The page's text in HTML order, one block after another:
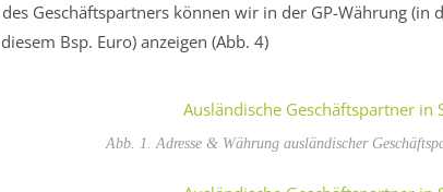
Geschäftspartners können wir in der GP-Währung (in
Bsp. Euro) anzeigen (Abb. 4)
Abb. 1. Adresse & Währung ausländischer